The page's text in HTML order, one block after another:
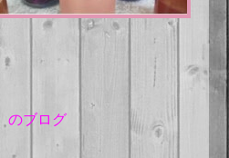
のブログ